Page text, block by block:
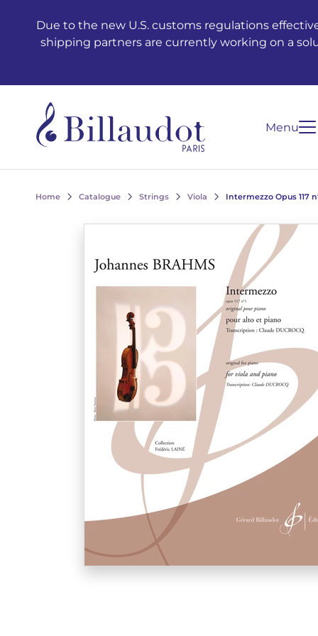
Due to the new U.S. customs regulations
shipping partners are currently working on a
Menu
Home Catalogue Strings Viola Intermezzo Opus 117